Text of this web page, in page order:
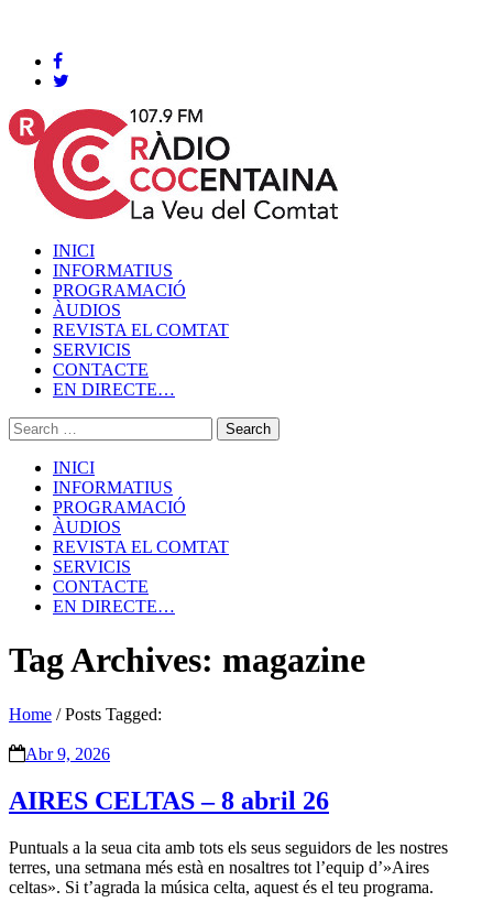
INICI
INFORMATIUS
PROGRAMACIÓ
ÀUDIOS
REVISTA EL COMTAT
SERVICIS
CONTACTE
EN DIRECTE…
INICI
INFORMATIUS
PROGRAMACIÓ
ÀUDIOS
REVISTA EL COMTAT
SERVICIS
CONTACTE
EN DIRECTE…
Tag Archives: magazine
Home /Posts Tagged:
Abr 9, 2026
AIRES CELTAS – 8 abril 26
Puntuals a la seua cita amb tots els seus seguidors de les nostres
terres, una setmana més està en nosaltres tot l’equip d’»Aires
celtas». Si t’agrada la música celta, aquest és el teu programa.